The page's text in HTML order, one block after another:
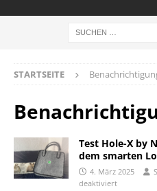
STARTSEITE
Test Hole-X by
dem smarten
4. März 2025
deaktiviert